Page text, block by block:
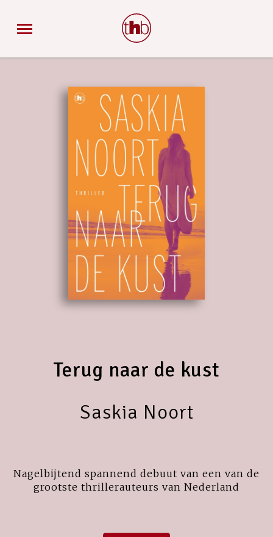
Terug naar de kust
Saskia Noort
Nagelbijtend spannend debuut van een van de
grootste thrillerauteurs van Nederland